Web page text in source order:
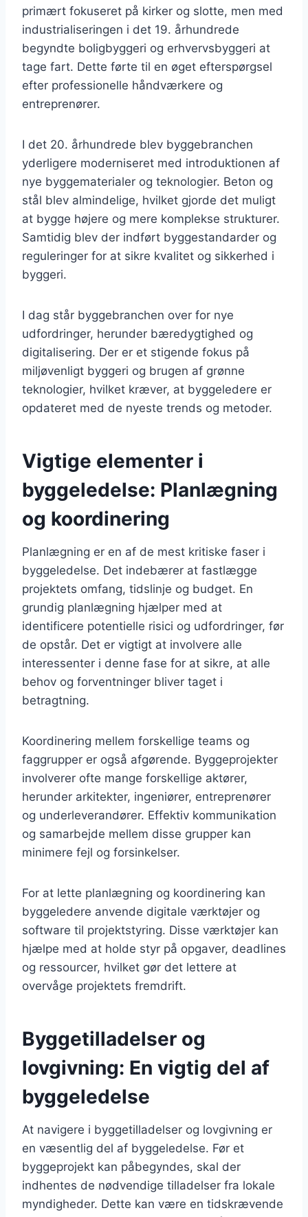
primært fokuseret på kirker og slotte, men med
industrialiseringen i det 19. århundrede
begyndte boligbyggeri og erhvervsbyggeri at
tage fart. Dette førte til en øget efterspørgsel
efter professionelle håndværkere og
entreprenører.
I det 20. århundrede blev byggebranchen
yderligere moderniseret med introduktionen af
nye byggematerialer og teknologier. Beton og
stål blev almindelige, hvilket gjorde det muligt
at bygge højere og mere komplekse strukturer.
Samtidig blev der indført byggestandarder og
reguleringer for at sikre kvalitet og sikkerhed i
byggeri.
I dag står byggebranchen over for nye
udfordringer, herunder bæredygtighed og
digitalisering. Der er et stigende fokus på
miljøvenligt byggeri og brugen af grønne
teknologier, hvilket kræver, at byggeledere er
opdateret med de nyeste trends og metoder.
Vigtige elementer i
byggeledelse: Planlægning
og koordinering
Planlægning er en af de mest kritiske faser i
byggeledelse. Det indebærer at fastlægge
projektets omfang, tidslinje og budget. En
grundig planlægning hjælper med at
identificere potentielle risici og udfordringer, før
de opstår. Det er vigtigt at involvere alle
interessenter i denne fase for at sikre, at alle
behov og forventninger bliver taget i
betragtning.
Koordinering mellem forskellige teams og
faggrupper er også afgørende. Byggeprojekter
involverer ofte mange forskellige aktører,
herunder arkitekter, ingeniører, entreprenører
og underleverandører. Effektiv kommunikation
og samarbejde mellem disse grupper kan
minimere fejl og forsinkelser.
For at lette planlægning og koordinering kan
byggeledere anvende digitale værktøjer og
software til projektstyring. Disse værktøjer kan
hjælpe med at holde styr på opgaver, deadlines
og ressourcer, hvilket gør det lettere at
overvåge projektets fremdrift.
Byggetilladelser og
lovgivning: En vigtig del af
byggeledelse
At navigere i byggetilladelser og lovgivning er
en væsentlig del af byggeledelse. Før et
byggeprojekt kan påbegyndes, skal der
indhentes de nødvendige tilladelser fra lokale
myndigheder. Dette kan være en tidskrævende